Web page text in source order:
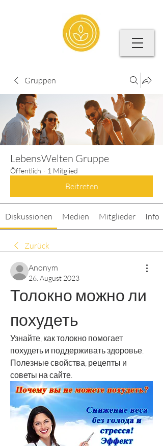
Gruppen
LebensWelten Gruppe
Öffentlich · 1 Mitglied
Beitreten
Diskussionen Medien Mitglieder Info
Zurück
Anonym
26. August 2023
Толокно можно ли
похудеть
Узнайте, как толокно помогает
похудеть и поддерживать здоровье.
Полезные свойства, рецепты и
советы на сайте.